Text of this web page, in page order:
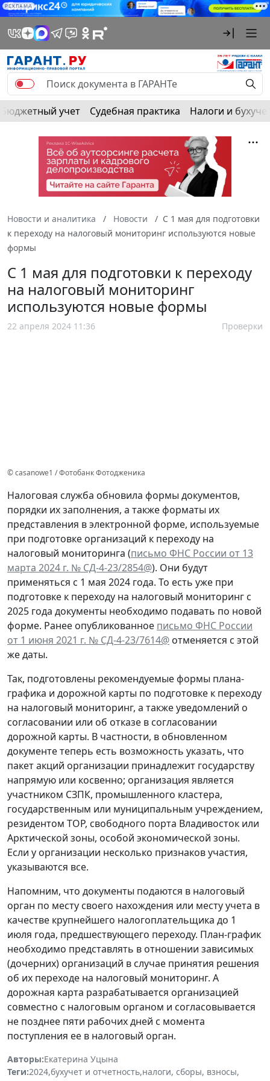
РЕКЛАМА
Бюджетный учет Судебная практика Налоги и
Новости и аналитика Новости
С 1 мая для подготовки
к переходу на налоговый мониторинг используются новые
формы
С 1 мая для подготовки к переходу
на налоговый мониторинг
используются новые формы
22 апреля 2024 11:36 Проверки
© casanowe1 / Фотобанк Фотодженика
Налоговая служба обновила формы документов,
порядки их заполнения, а также форматы их
представления в электронной форме, используемые
при подготовке организаций к переходу на
налоговый мониторинга (письмо ФНС России от 13
марта 2024 г. № СД-4-23/2854@). Они будут
применяться с 1 мая 2024 года. То есть уже при
подготовке к переходу на налоговый мониторинг с
2025 года документы необходимо подавать по новой
форме. Ранее опубликованное письмо ФНС России
от 1 июня 2021 г. № СД-4-23/7614@ отменяется с этой
же даты.
Так, подготовлены рекомендуемые формы плана-
графика и дорожной карты по подготовке к переходу
на налоговый мониторинг, а также уведомлений о
согласовании или об отказе в согласовании
дорожной карты. В частности, в обновленном
документе теперь есть возможность указать, что
пакет акций организации принадлежит государству
напрямую или косвенно; организация является
участником СЗПК, промышленного кластера,
государственным или муниципальным учреждением,
резидентом ТОР, свободного порта Владивосток или
Арктической зоны, особой экономической зоны.
Если у организации несколько признаков участия,
указываются все.
Напомним, что документы подаются в налоговый
орган по месту своего нахождения или месту учета в
качестве крупнейшего налогоплательщика до 1
июля года, предшествующего переходу. План-график
необходимо представлять в отношении зависимых
(дочерних) организаций в случае принятия решения
об их переходе на налоговый мониторинг. А
дорожная карта разрабатывается организацией
совместно с налоговым органом и согласовывается
не позднее пяти рабочих дней с момента
поступления ее в налоговый орган.
Авторы:Екатерина Уцына
Теги:2024,бухучет и отчетность,налоги, сборы, взносы,